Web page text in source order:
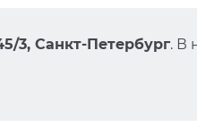
3, Санкт-Петербург. В